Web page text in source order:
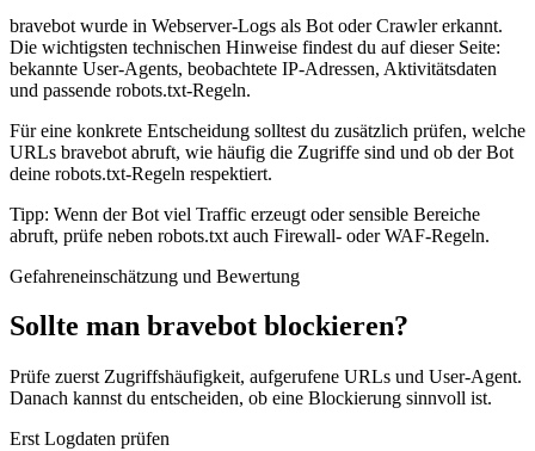
bravebot wurde in Webserver-Logs als Bot oder Crawler erkannt.
Die wichtigsten technischen Hinweise findest du auf dieser Seite:
bekannte User-Agents, beobachtete IP-Adressen, Aktivitätsdaten
und passende robots.txt-Regeln.
Für eine konkrete Entscheidung solltest du zusätzlich prüfen, welche
URLs bravebot abruft, wie häufig die Zugriffe sind und ob der Bot
deine robots.txt-Regeln respektiert.
Tipp: Wenn der Bot viel Traffic erzeugt oder sensible Bereiche
abruft, prüfe neben robots.txt auch Firewall- oder WAF-Regeln.
Gefahreneinschätzung und Bewertung
Sollte man bravebot blockieren?
Prüfe zuerst Zugriffshäufigkeit, aufgerufene URLs und User-Agent.
Danach kannst du entscheiden, ob eine Blockierung sinnvoll ist.
Erst Logdaten prüfen